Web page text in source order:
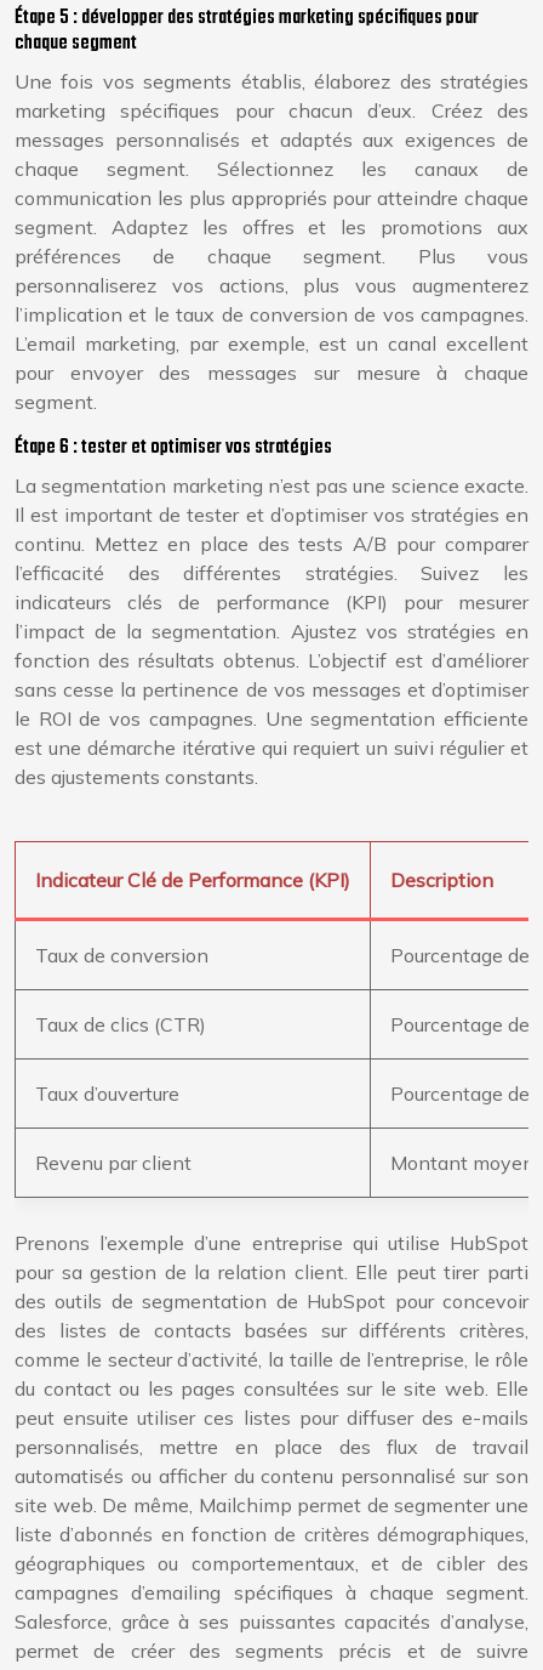
Étape 5 : développer des stratégies marketing spécifiques pour
chaque segment
Une fois vos segments établis, élaborez des stratégies
marketing spécifiques pour chacun d’eux. Créez des
messages personnalisés et adaptés aux exigences de
chaque segment. Sélectionnez les canaux de
communication les plus appropriés pour atteindre chaque
segment. Adaptez les offres et les promotions aux
préférences de chaque segment. Plus vous
personnaliserez vos actions, plus vous augmenterez
l’implication et le taux de conversion de vos campagnes.
L’email marketing, par exemple, est un canal excellent
pour envoyer des messages sur mesure à chaque
segment.
Étape 6 : tester et optimiser vos stratégies
La segmentation marketing n’est pas une science exacte.
Il est important de tester et d’optimiser vos stratégies en
continu. Mettez en place des tests A/B pour comparer
l’efficacité des différentes stratégies. Suivez les
indicateurs clés de performance (KPI) pour mesurer
l’impact de la segmentation. Ajustez vos stratégies en
fonction des résultats obtenus. L’objectif est d’améliorer
sans cesse la pertinence de vos messages et d’optimiser
le ROI de vos campagnes. Une segmentation efficiente
est une démarche itérative qui requiert un suivi régulier et
des ajustements constants.
Indicateur Clé de Performance (KPI) Description
Taux de conversion Pourcentage de
Taux de clics (CTR) Pourcentage de
Taux d’ouverture Pourcentage de
Revenu par client Montant moyen
Prenons l’exemple d’une entreprise qui utilise HubSpot
pour sa gestion de la relation client. Elle peut tirer parti
des outils de segmentation de HubSpot pour concevoir
des listes de contacts basées sur différents critères,
comme le secteur d’activité, la taille de l’entreprise, le rôle
du contact ou les pages consultées sur le site web. Elle
peut ensuite utiliser ces listes pour diffuser des e-mails
personnalisés, mettre en place des flux de travail
automatisés ou afficher du contenu personnalisé sur son
site web. De même, Mailchimp permet de segmenter une
liste d’abonnés en fonction de critères démographiques,
géographiques ou comportementaux, et de cibler des
campagnes d’emailing spécifiques à chaque segment.
Salesforce, grâce à ses puissantes capacités d’analyse,
permet de créer des segments précis et de suivre